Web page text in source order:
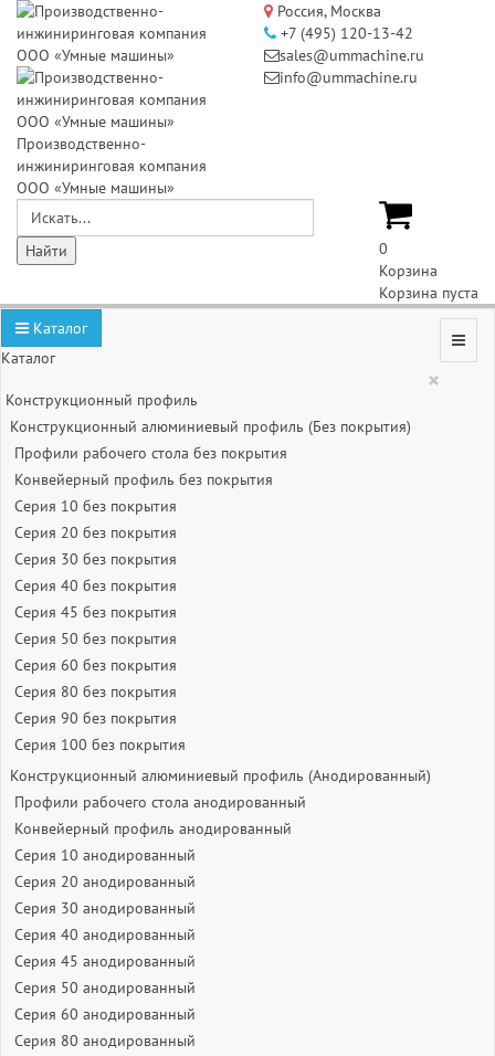
Производственно-
инжиниринговая компания
ООО «Умные машины»
Россия, Москва
+7 (495) 120-13-42
sales@ummachine.ru
info@ummachine.ru
0
Корзина
Корзина пуста
Каталог
Каталог
×
Конструкционный профиль
Конструкционный алюминиевый профиль (Без покрытия)
Профили рабочего стола без покрытия
Конвейерный профиль без покрытия
Серия 10 без покрытия
Серия 20 без покрытия
Серия 30 без покрытия
Серия 40 без покрытия
Серия 45 без покрытия
Серия 50 без покрытия
Серия 60 без покрытия
Серия 80 без покрытия
Серия 90 без покрытия
Серия 100 без покрытия
Конструкционный алюминиевый профиль (Анодированный)
Профили рабочего стола анодированный
Конвейерный профиль анодированный
Серия 10 анодированный
Серия 20 анодированный
Серия 30 анодированный
Серия 40 анодированный
Серия 45 анодированный
Серия 50 анодированный
Серия 60 анодированный
Серия 80 анодированный